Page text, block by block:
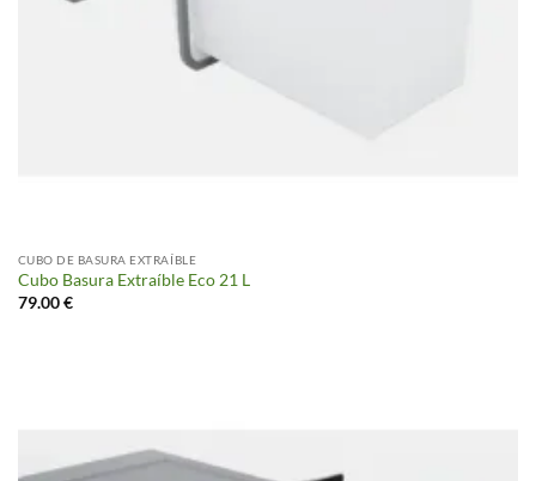
CUBO DE BASURA EXTRAÍBLE
Cubo Basura Extraíble Eco 21 L
79.00€